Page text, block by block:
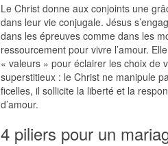
Le Christ donne aux conjoints une
dans leur vie conjugale. Jésus
dans les épreuves comme dans les
ressourcement pour vivre l’amour.
« valeurs » pour éclairer les choix de
superstitieux : le Christ ne manipule
ficelles, il sollicite la liberté et la
d’amour.
4 piliers pour un